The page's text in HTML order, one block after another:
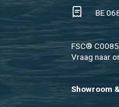
BE
FSC®
Vraag naar
Show­room